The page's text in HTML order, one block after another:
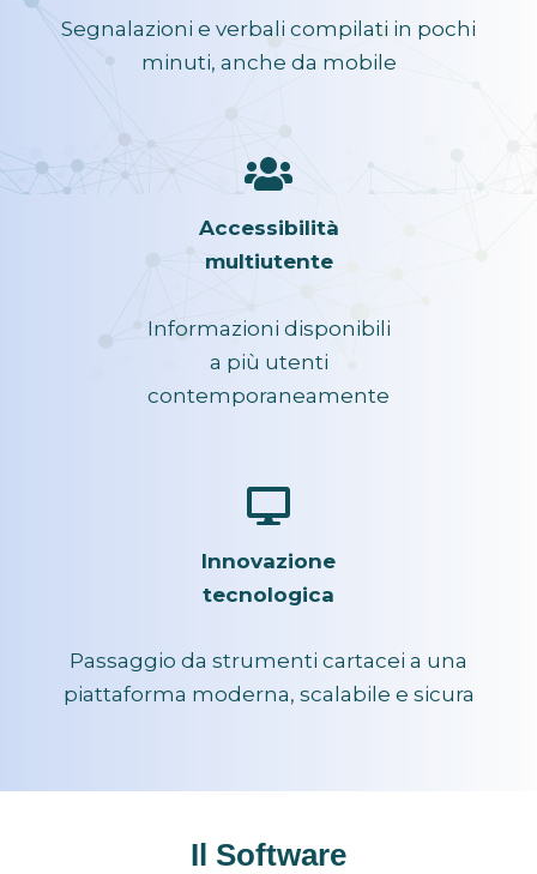
Segnalazioni e verbali compilati in pochi
minuti, anche da mobile
Accessibilità
multiutente
Informazioni disponibili
a più utenti
contemporaneamente
Innovazione
tecnologica
Passaggio da strumenti cartacei a una
piattaforma moderna, scalabile e sicura
Il Software